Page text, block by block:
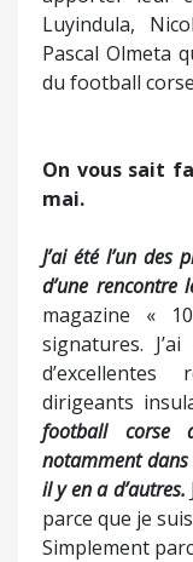
Luyindula,
Pascal Olmeta
du football
On vous sait
mai.
J’ai été l’un
d’une rencontre
magazine «
signatures.
dirigeants
football corse
notamment dans
il y en a d’autres.
parce que je
Simplement